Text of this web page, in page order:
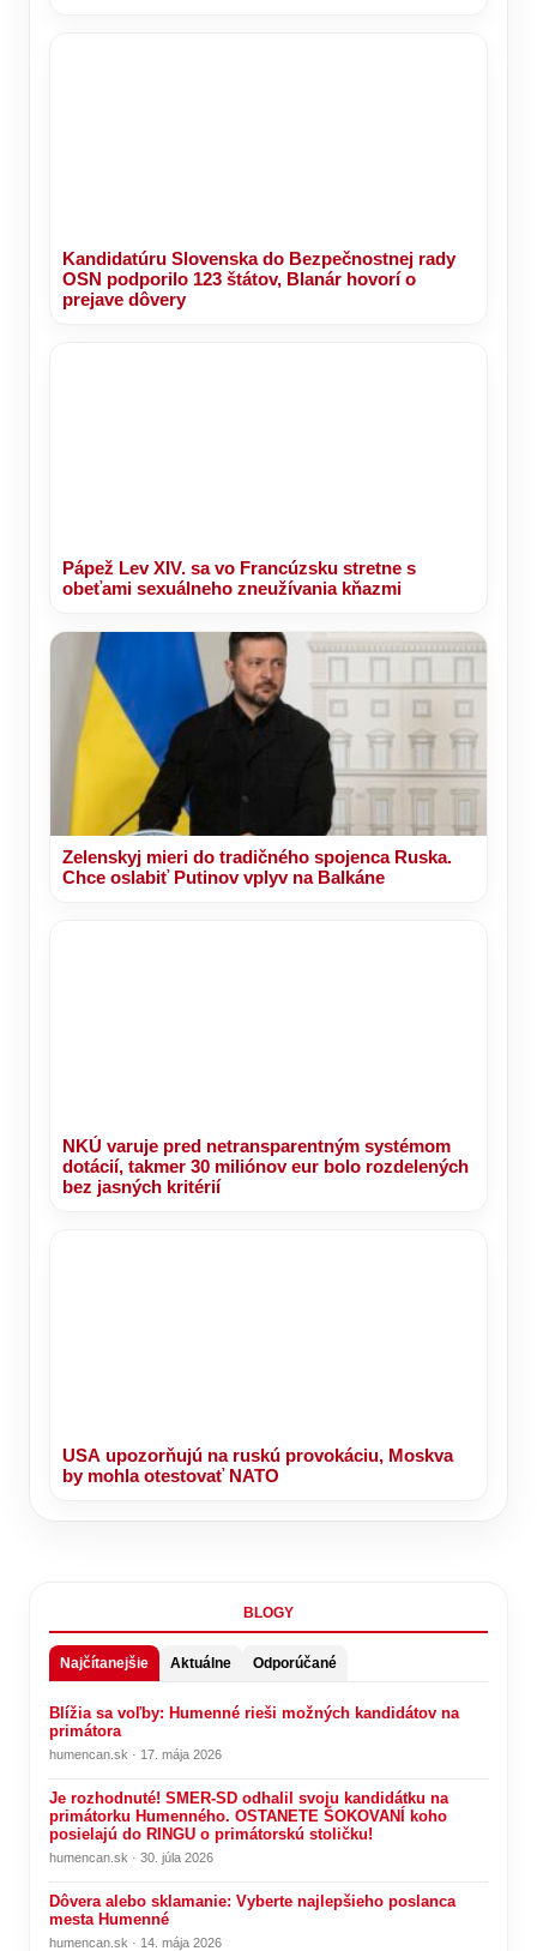
Kandidatúru Slovenska do Bezpečnostnej rady
OSN podporilo 123 štátov, Blanár hovorí o
prejave dôvery
Pápež Lev XIV. sa vo Francúzsku stretne s
obeťami sexuálneho zneužívania kňazmi
Zelenskyj mieri do tradičného spojenca Ruska.
Chce oslabiť Putinov vplyv na Balkáne
NKÚ varuje pred netransparentným systémom
dotácií, takmer 30 miliónov eur bolo rozdelených
bez jasných kritérií
USA upozorňujú na ruskú provokáciu, Moskva
by mohla otestovať NATO
BLOGY
Najčítanejšie Aktuálne Odporúčané
Blížia sa voľby: Humenné rieši možných kandidátov na
primátora
humencan.sk · 17. mája 2026
Je rozhodnuté! SMER-SD odhalil svoju kandidátku na
primátorku Humenného. OSTANETE ŠOKOVANÍ koho
posielajú do RINGU o primátorskú stoličku!
humencan.sk · 30. júla 2026
Dôvera alebo sklamanie: Vyberte najlepšieho poslanca
mesta Humenné
humencan.sk · 14. mája 2026